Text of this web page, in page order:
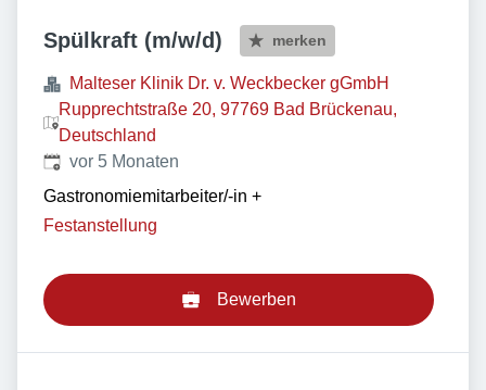
Spülkraft (m/w/d) merken
Malteser Klinik Dr. v. Weckbecker gGmbH
Rupprechtstraße 20, 97769 Bad Brückenau,
Deutschland
Veröffentlicht:
vor 5 Monaten
Gastronomiemitarbeiter/-in +
Festanstellung
Bewerben